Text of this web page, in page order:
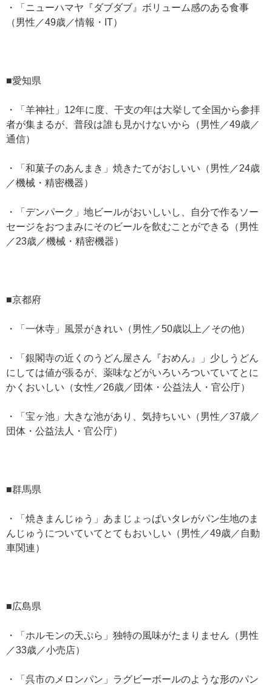
・「ニューハマヤ『ダブダブ』ボリューム感のある食事
（男性／49歳／情報・IT）
■愛知県
・「羊神社」12年に度、干支の年は大挙して全国から参拝
者が集まるが、普段は誰も見かけないから（男性／49歳／
通信）
・「和菓子のあんまき」焼きたてがおしいい（男性／24歳
／機械・精密機器）
・「デンパーク」地ビールがおいしいし、自分で作るソー
セージをおつまみにそのビールを飲むことができる（男性
／23歳／機械・精密機器）
■京都府
・「一休寺」風景がきれい（男性／50歳以上／その他）
・「銀閣寺の近くのうどん屋さん『おめん』」少しうどん
にしては値が張るが、薬味などがいろいろついていてとに
かくおいしい（女性／26歳／団体・公益法人・官公庁）
・「宝ヶ池」大きな池があり、気持ちいい（男性／37歳／
団体・公益法人・官公庁）
■群馬県
・「焼きまんじゅう」あまじょっぱいタレがパン生地のま
んじゅうについていてとてもおいしい（男性／49歳／自動
車関連）
■広島県
・「ホルモンの天ぷら」独特の風味がたまりません（男性
／33歳／小売店）
・「呉市のメロンパン」ラグビーボールのような形のパン